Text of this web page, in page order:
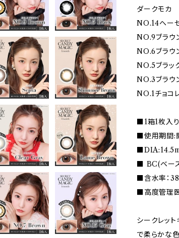
ダークモカ
NO.14ヘー
NO.9ブラウ
NO.6ブラウ
NO.5ブラッ
NO.3ブラウ
NO.1チョコ
■1箱1枚入り
■使用期間:
■ BC(ベー
■含水率：
■高度管理
シークレッ
で柔らかな